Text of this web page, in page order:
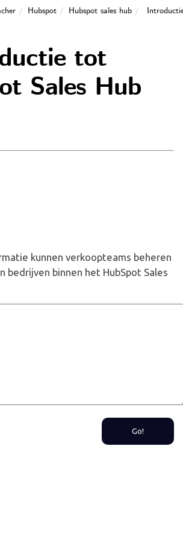
Hubspot Hubspot sales hub
tot
Sales Hub
kunnen verkoopteams beheren
bedrijven binnen het HubSpot Sales
Go!